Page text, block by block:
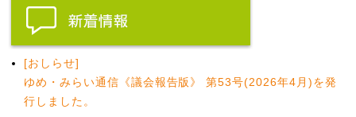
[おしらせ]
ゆめ・みらい通信《議会報告版》 第53号(2026年4月)を発
行しました。